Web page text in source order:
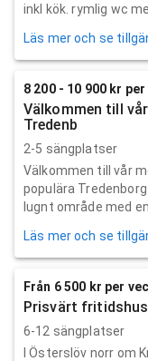
inkl kök. rymlig wc
Läs mer och se
8 200 - 10 900 kr
Välkommen till
Tredenb
2-5 sängplatser
Välkommen till vår
populära
lugnt område med
Läs mer och se
Från 6 500 kr per
Prisvärt
6-12 sängplatser
I Österslöv norr om